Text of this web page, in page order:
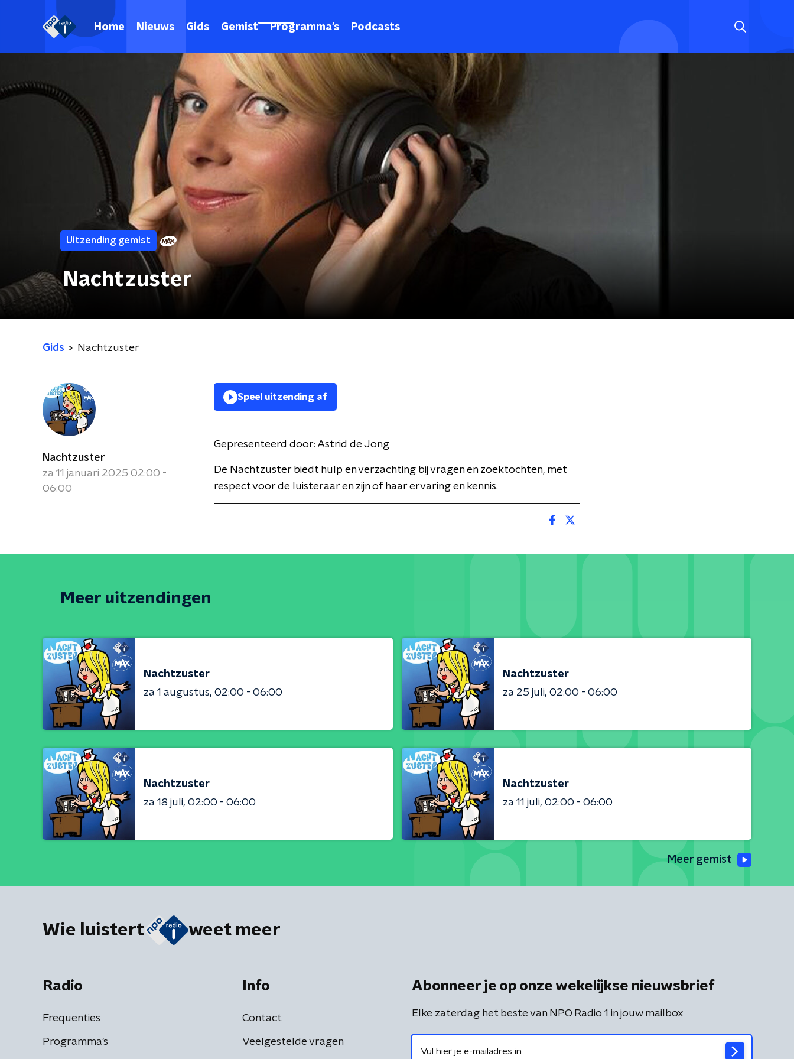
Home Nieuws Gids Gemist Programma's Podcasts
Uitzending gemist
Nachtzuster
Gids Nachtzuster
Nachtzuster
za 11 januari 2025 02:00 -
06:00
Speel uitzending af
Gepresenteerd door: Astrid de Jong
De Nachtzuster biedt hulp en verzachting bij vragen en zoektochten, met
respect voor de luisteraar en zijn of haar ervaring en kennis.
Meer uitzendingen
Nachtzuster
za 1 augustus 02:00 - 06:00
Nachtzuster
za 25 juli 02:00 - 06:00
Nachtzuster
za 18 juli 02:00 - 06:00
Nachtzuster
za 11 juli 02:00 - 06:00
Meer gemist
Wie luistert weet meer
Radio
Frequenties
Programma's
Info
Contact
Veelgestelde vragen
Abonneer je op onze wekelijkse nieuwsbrief
Elke zaterdag het beste van NPO Radio 1 in jouw mailbox